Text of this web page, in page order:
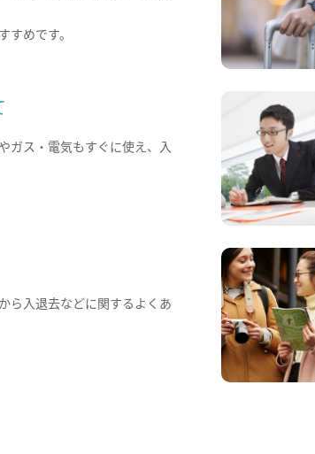
めです。
ガス・電気もすぐに使え、入
ら入退去などに関するよくあ